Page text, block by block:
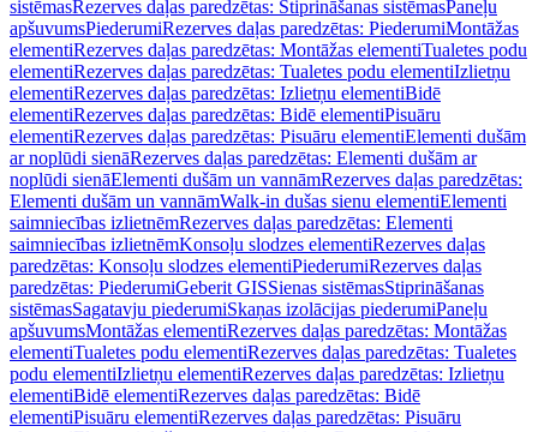
sistēmasRezerves daļas paredzētas: Stiprināšanas sistēmasPaneļu
apšuvumsPiederumiRezerves daļas paredzētas: PiederumiMontāžas
elementiRezerves daļas paredzētas: Montāžas elementiTualetes podu
elementiRezerves daļas paredzētas: Tualetes podu elementiIzlietņu
elementiRezerves daļas paredzētas: Izlietņu elementiBidē
elementiRezerves daļas paredzētas: Bidē elementiPisuāru
elementiRezerves daļas paredzētas: Pisuāru elementiElementi dušām
ar noplūdi sienāRezerves daļas paredzētas: Elementi dušām ar
noplūdi sienāElementi dušām un vannāmRezerves daļas paredzētas:
Elementi dušām un vannāmWalk-in dušas sienu elementiElementi
saimniecības izlietnēmRezerves daļas paredzētas: Elementi
saimniecības izlietnēmKonsoļu slodzes elementiRezerves daļas
paredzētas: Konsoļu slodzes elementiPiederumiRezerves daļas
paredzētas: PiederumiGeberit GISSienas sistēmasStiprināšanas
sistēmasSagatavju piederumiSkaņas izolācijas piederumiPaneļu
apšuvumsMontāžas elementiRezerves daļas paredzētas: Montāžas
elementiTualetes podu elementiRezerves daļas paredzētas: Tualetes
podu elementiIzlietņu elementiRezerves daļas paredzētas: Izlietņu
elementiBidē elementiRezerves daļas paredzētas: Bidē
elementiPisuāru elementiRezerves daļas paredzētas: Pisuāru